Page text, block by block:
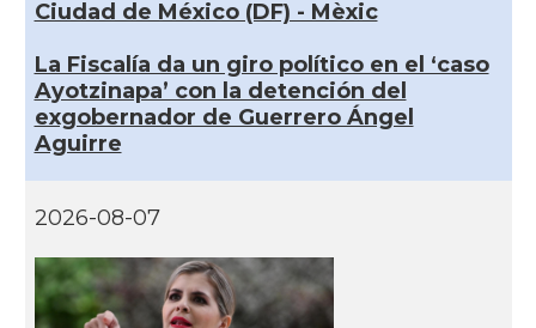
Ciudad de México (DF) - Mèxic
La Fiscalía da un giro político en el ‘caso
Ayotzinapa’ con la detención del
exgobernador de Guerrero Ángel
Aguirre
2026-08-07